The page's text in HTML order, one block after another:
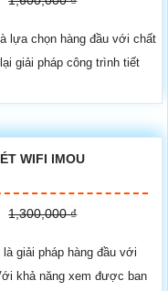
lựa chọn hàng đầu với chất
giải pháp công trình tiết
WIFI IMOU
1,300,000 ₫
giải pháp hàng đầu với
khả năng xem được ban